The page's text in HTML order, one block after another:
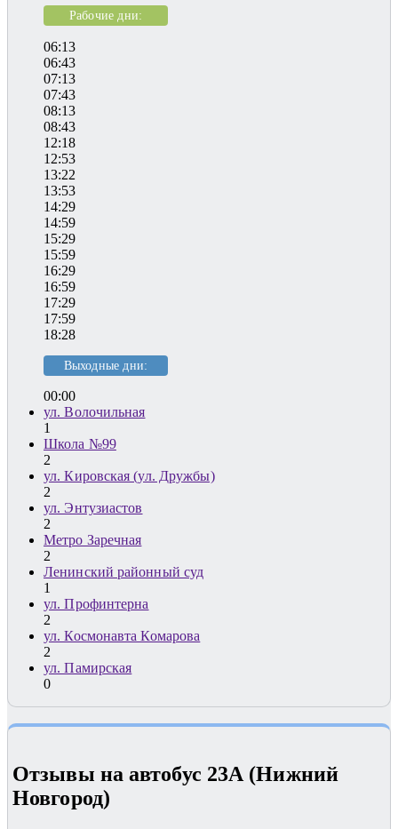
Рабочие дни:
06:13
06:43
07:13
07:43
08:13
08:43
12:18
12:53
13:22
13:53
14:29
14:59
15:29
15:59
16:29
16:59
17:29
17:59
18:28
Выходные дни:
00:00
ул. Волочильная
1
Школа №99
2
ул. Кировская (ул. Дружбы)
2
ул. Энтузиастов
2
Метро Заречная
2
Ленинский районный суд
1
ул. Профинтерна
2
ул. Космонавта Комарова
2
ул. Памирская
0
Отзывы на автобус 23А (Нижний
Новгород)